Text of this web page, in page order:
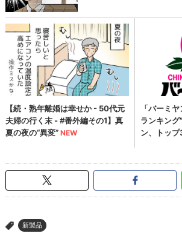
> 新製品